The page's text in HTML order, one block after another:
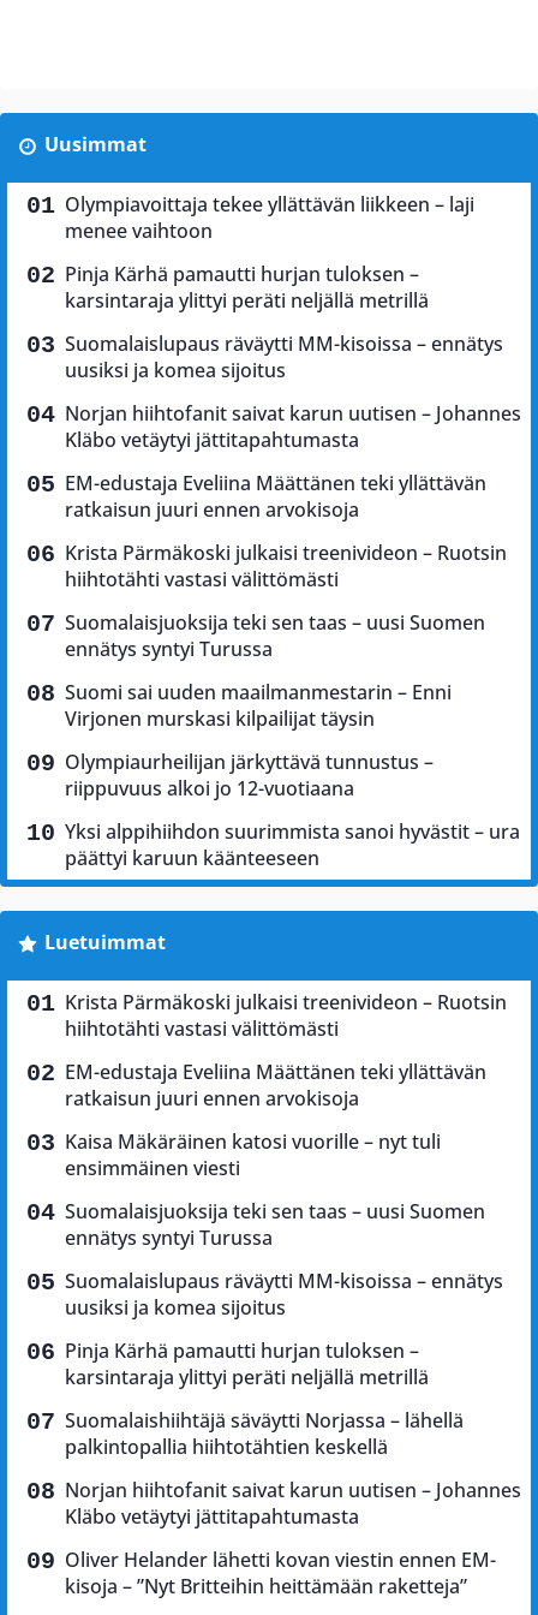
Uusimmat
Olympiavoittaja tekee yllättävän liikkeen – laji
menee vaihtoon
Pinja Kärhä pamautti hurjan tuloksen –
karsintaraja ylittyi peräti neljällä metrillä
Suomalaislupaus räväytti MM-kisoissa – ennätys
uusiksi ja komea sijoitus
Norjan hiihtofanit saivat karun uutisen – Johannes
Kläbo vetäytyi jättitapahtumasta
EM-edustaja Eveliina Määttänen teki yllättävän
ratkaisun juuri ennen arvokisoja
Krista Pärmäkoski julkaisi treenivideon – Ruotsin
hiihtotähti vastasi välittömästi
Suomalaisjuoksija teki sen taas – uusi Suomen
ennätys syntyi Turussa
Suomi sai uuden maailmanmestarin – Enni
Virjonen murskasi kilpailijat täysin
Olympiaurheilijan järkyttävä tunnustus –
riippuvuus alkoi jo 12-vuotiaana
Yksi alppihiihdon suurimmista sanoi hyvästit – ura
päättyi karuun käänteeseen
Luetuimmat
Krista Pärmäkoski julkaisi treenivideon – Ruotsin
hiihtotähti vastasi välittömästi
EM-edustaja Eveliina Määttänen teki yllättävän
ratkaisun juuri ennen arvokisoja
Kaisa Mäkäräinen katosi vuorille – nyt tuli
ensimmäinen viesti
Suomalaisjuoksija teki sen taas – uusi Suomen
ennätys syntyi Turussa
Suomalaislupaus räväytti MM-kisoissa – ennätys
uusiksi ja komea sijoitus
Pinja Kärhä pamautti hurjan tuloksen –
karsintaraja ylittyi peräti neljällä metrillä
Suomalaishiihtäjä säväytti Norjassa – lähellä
palkintopallia hiihtotähtien keskellä
Norjan hiihtofanit saivat karun uutisen – Johannes
Kläbo vetäytyi jättitapahtumasta
Oliver Helander lähetti kovan viestin ennen EM-
kisoja – ”Nyt Britteihin heittämään raketteja”